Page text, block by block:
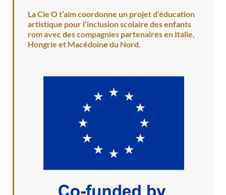
La Cie O t’aim coordonne un projet d’éducation
artistique pour l’inclusion scolaire des enfants
rom avec des compagnies partenaires en Italie,
Hongrie et Macédoine du Nord.